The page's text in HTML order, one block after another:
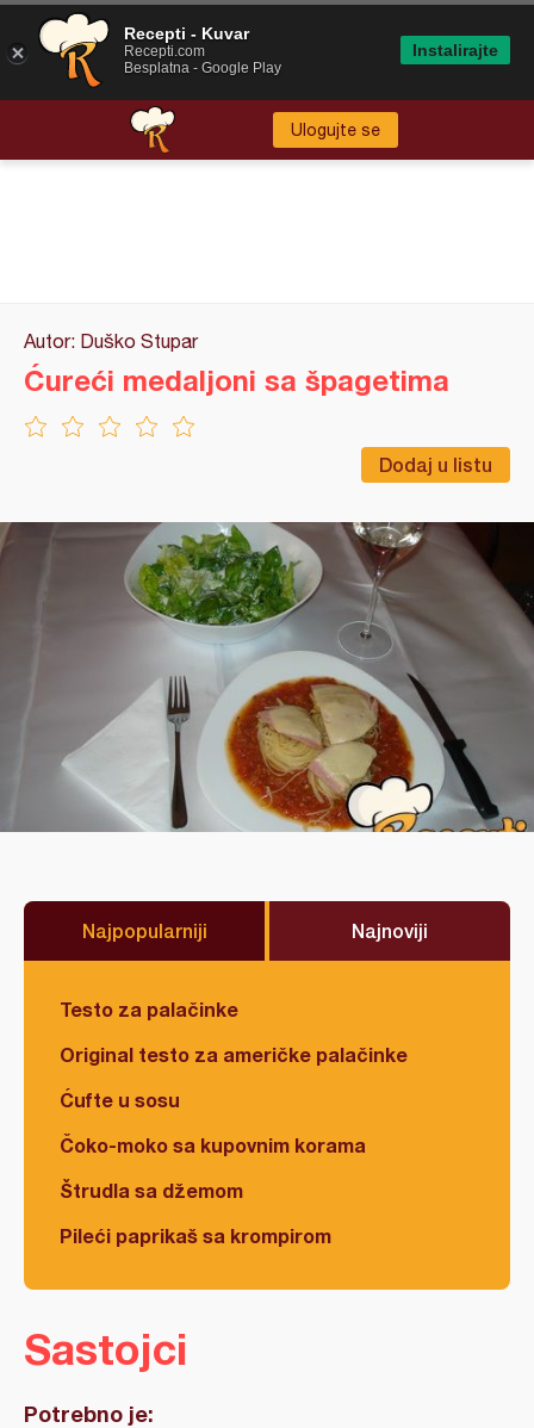
Ulogujte se
Autor: Duško Stupar
Dodaj u listu
Ćureći medaljoni sa špagetima
Najpopularniji Najnoviji
Testo za palačinke
Original testo za američke palačinke
Ćufte u sosu
Čoko-moko sa kupovnim korama
Štrudla sa džemom
Pileći paprikaš sa krompirom
Sastojci
Potrebno je:
Recepti - Kuvar
Recepti.com
Besplatna - Google Play
Instalirajte